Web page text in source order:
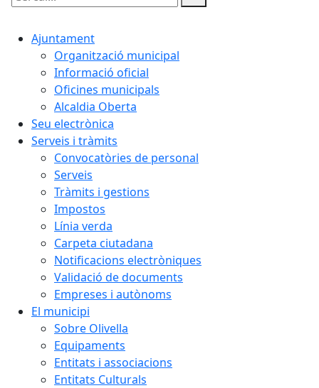
Cercar:
Ajuntament
Organització municipal
Informació oficial
Oficines municipals
Alcaldia Oberta
Seu electrònica
Serveis i tràmits
Convocatòries de personal
Serveis
Tràmits i gestions
Impostos
Línia verda
Carpeta ciutadana
Notificacions electròniques
Validació de documents
Empreses i autònoms
El municipi
Sobre Olivella
Equipaments
Entitats i associacions
Entitats Culturals